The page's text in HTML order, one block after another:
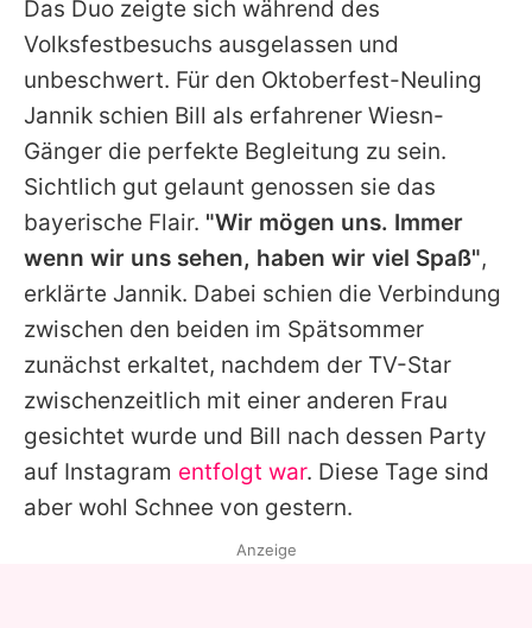
Das Duo zeigte sich während des
Volksfestbesuchs ausgelassen und
unbeschwert. Für den Oktoberfest-Neuling
Jannik schien Bill als erfahrener Wiesn-
Gänger die perfekte Begleitung zu sein.
Sichtlich gut gelaunt genossen sie das
bayerische Flair. "Wir mögen uns. Immer
wenn wir uns sehen, haben wir viel Spaß",
erklärte Jannik. Dabei schien die Verbindung
zwischen den beiden im Spätsommer
zunächst erkaltet, nachdem der TV-Star
zwischenzeitlich mit einer anderen Frau
gesichtet wurde und Bill nach dessen Party
auf Instagram entfolgt war. Diese Tage sind
aber wohl Schnee von gestern.
Anzeige